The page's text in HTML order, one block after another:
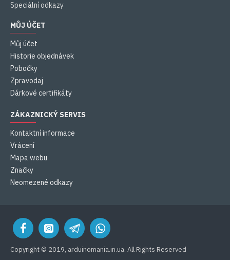
Speciální odkazy
MŮJ ÚČET
Můj účet
Historie objednávek
Pobočky
Zpravodaj
Dárkové certifikáty
ZÁKAZNICKÝ SERVIS
Kontaktní informace
Vrácení
Mapa webu
Značky
Neomezené odkazy
Copyright © 2019, arduinomania.in.ua. All Rights Reserved